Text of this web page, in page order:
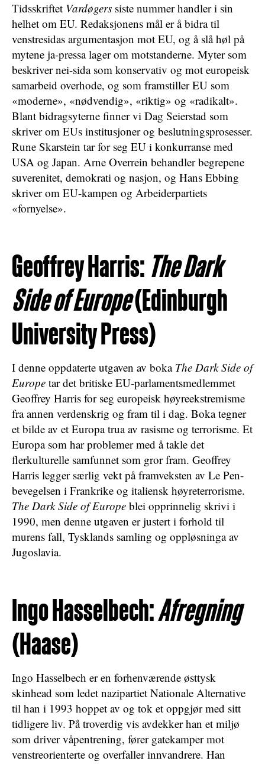
Tidsskriftet Vardøgers siste nummer handler i sin
helhet om EU. Redaksjonens mål er å bidra til
venstresidas argumentasjon mot EU, og å slå høl på
mytene ja-pressa lager om motstanderne. Myter som
beskriver nei-sida som konservativ og mot europeisk
samarbeid overhode, og som framstiller EU som
«moderne», «nødvendig», «riktig» og «radikalt».
Blant bidragsyterne finner vi Dag Seierstad som
skriver om EUs institusjoner og beslutningsprosesser.
Rune Skarstein tar for seg EU i konkurranse med
USA og Japan. Arne Overrein behandler begrepene
suverenitet, demokrati og nasjon, og Hans Ebbing
skriver om EU-kampen og Arbeiderpartiets
«fornyelse».
Geoffrey Harris: The Dark
Side of Europe(Edinburgh
University Press)
I denne oppdaterte utgaven av boka The Dark Side of
Europe tar det britiske EU-parlamentsmedlemmet
Geoffrey Harris for seg europeisk høyreekstremisme
fra annen verdenskrig og fram til i dag. Boka tegner
et bilde av et Europa trua av rasisme og terrorisme. Et
Europa som har problemer med å takle det
flerkulturelle samfunnet som gror fram. Geoffrey
Harris legger særlig vekt på framveksten av Le Pen-
bevegelsen i Frankrike og italiensk høyreterrorisme.
The Dark Side of Europe blei opprinnelig skrivi i
1990, men denne utgaven er justert i forhold til
murens fall, Tysklands samling og oppløsninga av
Jugoslavia.
Ingo Hasselbech:Afregning
(Haase)
Ingo Hasselbech er en forhenværende østtysk
skinhead som ledet nazipartiet Nationale Alternative
til han i 1993 hoppet av og tok et oppgjør med sitt
tidligere liv. På troverdig vis avdekker han et miljø
som driver våpentrening, fører gatekamper mot
venstreorienterte og overfaller innvandrere. Han